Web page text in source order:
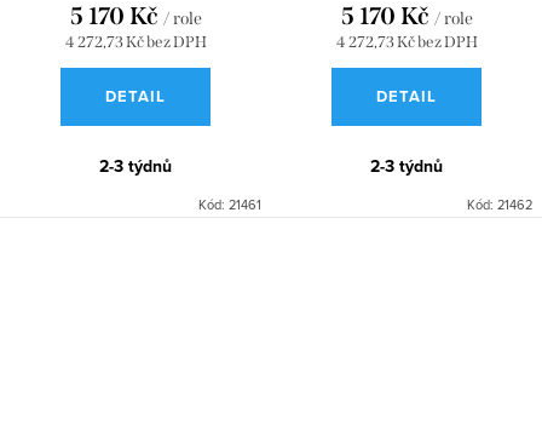
4 272,73 Kč bez DPH
5 170 Kč / role
DETAIL
2-3 týdnů
Kód: 21461
4 272,73 Kč bez DPH
5 170 Kč / role
DETAIL
2-3 týdnů
Kód: 21462